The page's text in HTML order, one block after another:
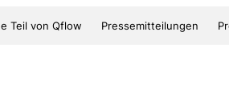
Teil von Qflow Pressemitteilungen